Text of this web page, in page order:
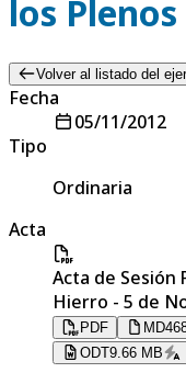
los Plenos
Volver al listado del
Fecha
05/11/2012
Tipo
Ordinaria
Acta
Acta de Sesión
Hierro - 5 de
PDF MD
ODT9.66 MB